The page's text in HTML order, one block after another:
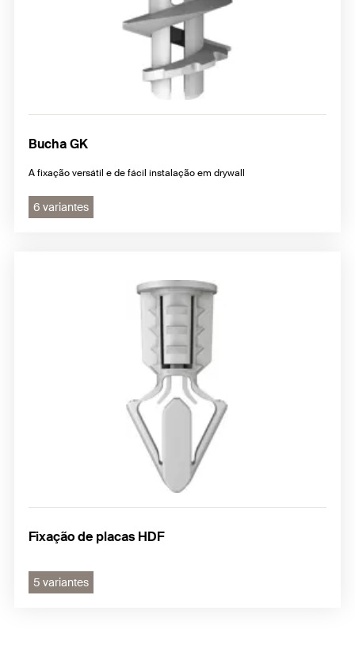
Bucha GK
A fixação versátil e de fácil instalação em drywall
6 variantes
Fixação de placas HDF
5 variantes